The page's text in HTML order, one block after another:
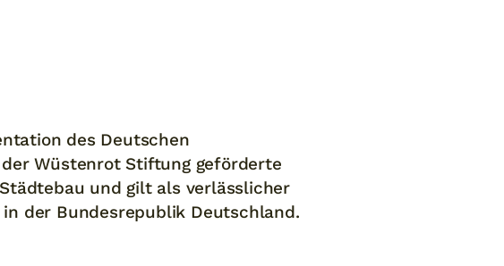
des Deutschen
Wüstenrot Stiftung geförderte
und gilt als verlässlicher
der Bundesrepublik Deutschland.